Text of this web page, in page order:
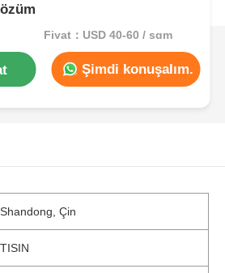
Fiyat：USD 40-60 / sqm
Şimdi konuşalım.
Shandong, Çin
TISIN